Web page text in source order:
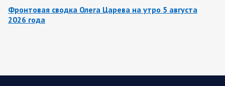
Фронтовая сводка Олега Царева на утро 5 августа
2026 года